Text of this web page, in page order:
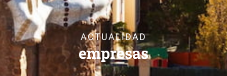
ACTUALIDAD
empresas